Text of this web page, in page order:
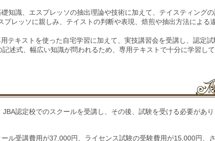
知識、エスプレッソの抽出理論や技術に加えて、テイスティング
プレッソに親しみ、テイストの判断や表現、焙煎や抽出方法による
テキストを使った自宅学習に加えて、実技講習会を受講し、認定試
述式、幅広い知識が問われるため、専用テキストで十分に学習し
認定校でのスクールを受講し、その後、試験を受ける必要があ
ル受講費用が37,000円、ライセンス試験の受験費用が15,000円、